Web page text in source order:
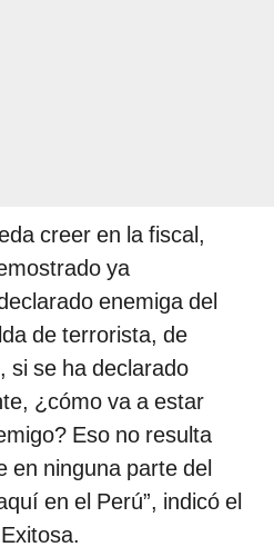
creer en la fiscal,
ya
enemiga del
de terrorista, de
si se ha declarado
¿cómo va a estar
Eso no resulta
en ninguna parte del
en el Perú”, indicó el